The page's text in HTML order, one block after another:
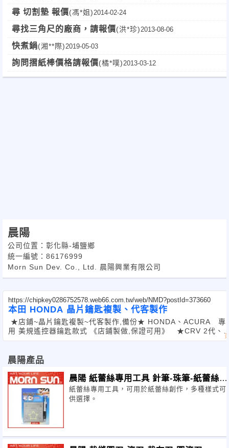
(長期配合)
尋 切割墊 報價(馮*姐) 2014-02-24
尋找三角尺的廠商，請報價(洪*珍) 2013-08-06
快煮鍋(湘**際) 2019-05-03
詢問摺紙棒價格請報價(橘*噗) 2013-03-12
晨陽
公司位置：彰化縣-埔鹽鄉
統一編號：86176999
Morn Sun Dev. Co., Ltd. 晨陽興業有限公司
https://chipkey0286752578.web66.com.tw/web/NMD?postId=373660
本田 HONDA 晶片鑰匙複製、代客製作
用 美規遙控器鑰匙款式 《店鋪製做,保證可用》 ★CRV 2代、 A
晨陽產品
晨陽 紙蕾絲專用工具 針筆-珠筆-紙蕾絲網
版
紙蕾絲專用工具，可用於紙蕾絲創作，多種樣式可
供選擇。